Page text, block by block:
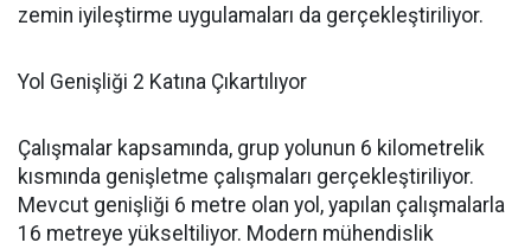
zemin iyileştirme uygulamaları da gerçekleştiriliyor.
Yol Genişliği 2 Katına Çıkartılıyor
Çalışmalar kapsamında, grup yolunun 6 kilometrelik
kısmında genişletme çalışmaları gerçekleştiriliyor.
Mevcut genişliği 6 metre olan yol, yapılan çalışmalarla
16 metreye yükseltiliyor. Modern mühendislik